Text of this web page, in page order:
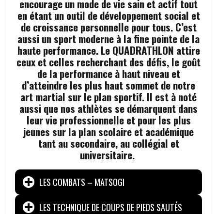
encourage un mode de vie sain et actif tout
en étant un outil de développement social et
de croissance personnelle pour tous. C’est
aussi un sport moderne à la fine pointe de la
haute performance. Le QUADRATHLON attire
ceux et celles recherchant des défis, le goût
de la performance à haut niveau et
d’atteindre les plus haut sommet de notre
art martial sur le plan sportif. Il est à noté
aussi que nos athlètes se démarquent dans
leur vie professionnelle et pour les plus
jeunes sur la plan scolaire et académique
tant au secondaire, au collégial et
universitaire.
LES COMBATS – MATSOGI
LES TECHNIQUE DE COUPS DE PIEDS SAUTÉS